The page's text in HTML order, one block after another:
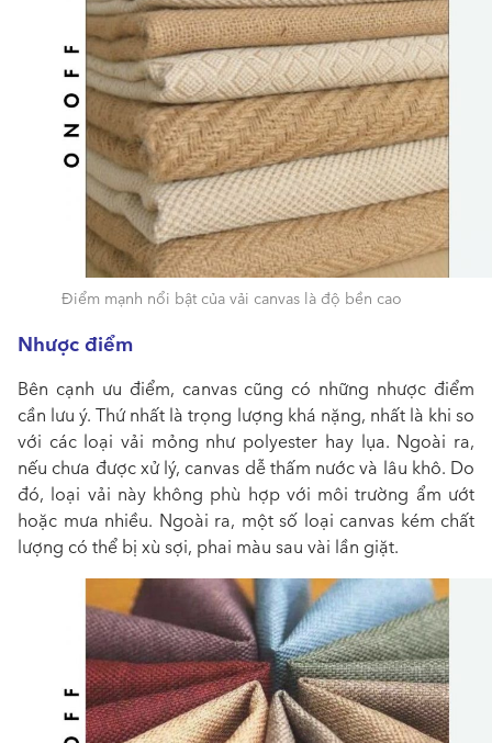
Điểm mạnh nổi bật của vải canvas là độ bền cao
Nhược điểm
Bên cạnh ưu điểm, canvascũng có những nhược điểm
cần lưu ý. Thứ nhất là trọng lượng khá nặng, nhất là khi so
với các loại vải mỏng như polyester hay lụa. Ngoài ra,
nếu chưa được xử lý, canvas dễ thấm nước và lâu khô. Do
đó, loại vải này không phù hợp với môi trường ẩm ướt
hoặc mưa nhiều. Ngoài ra, một số loại canvas kém chất
lượng có thể bị xù sợi, phai màu sau vài lần giặt.